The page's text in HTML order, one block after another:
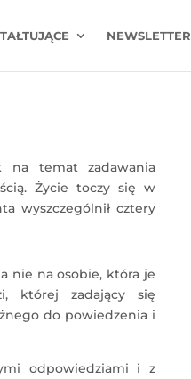
NEWSLETTER
na temat zadawania
Życie toczy się w
wyszczególnił cztery
nie na osobie, która je
której zadający się
do powiedzenia i
odpowiedziami i z